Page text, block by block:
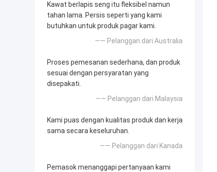
Kawat berlapis seng itu fleksibel namun
tahan lama. Persis seperti yang kami
butuhkan untuk produk pagar kami.
—— Pelanggan dari Australia
Proses pemesanan sederhana, dan produk
sesuai dengan persyaratan yang
disepakati.
—— Pelanggan dari Malaysia
Kami puas dengan kualitas produk dan kerja
sama secara keseluruhan.
—— Pelanggan dari Kanada
Pemasok menanggapi pertanyaan kami